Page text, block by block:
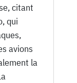
citant
qui
avions
la